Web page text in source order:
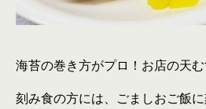
海苔の巻き方がプロ！お店の天む
刻み食の方には、ごましおご飯